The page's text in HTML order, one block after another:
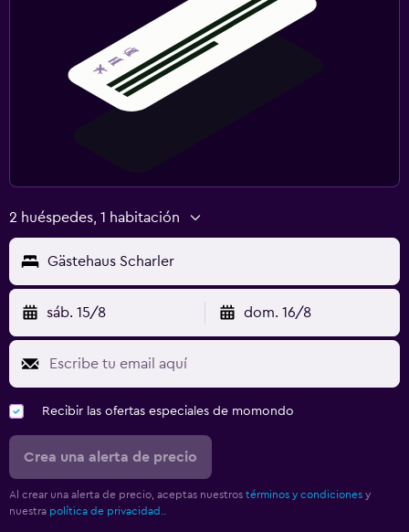
2 huéspedes, 1 habitación
Gästehaus Scharler
sáb. 15/8 dom. 16/8
Recibir las ofertas especiales de momondo
Crea una alerta de precio
Al crear una alerta de precio, aceptas nuestros términos y condiciones y
nuestra política de privacidad.